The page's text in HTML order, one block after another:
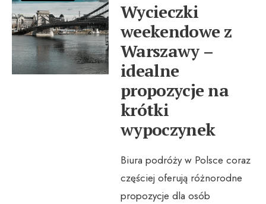
Wycieczki
weekendowe z
Warszawy –
idealne
propozycje na
krótki
wypoczynek
Biura podróży w Polsce coraz
częściej oferują różnorodne
propozycje dla osób